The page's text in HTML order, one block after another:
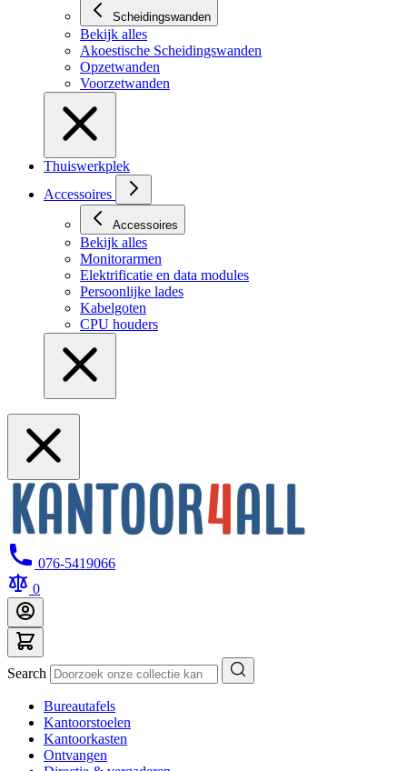
Scheidingswanden
Bekijk alles
Akoestische Scheidingswanden
Opzetwanden
Voorzetwanden
Thuiswerkplek
Accessoires
Accessoires
Bekijk alles
Monitorarmen
Elektrificatie en data modules
Persoonlijke lades
Kabelgoten
CPU houders
076-5419066
0
Search
Bureautafels
Kantoorstoelen
Kantoorkasten
Ontvangen